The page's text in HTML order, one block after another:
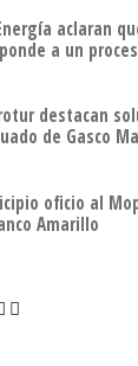
aclaran
a un
destacan
de Gasco
oficio al
Amarillo